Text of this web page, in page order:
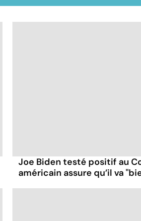
Joe Biden testé positif au
américain assure qu’il va